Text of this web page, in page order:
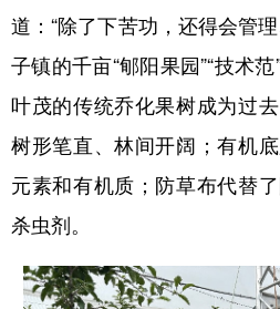
道：“除了下苦功，还得会
子镇的千亩“郇阳果园”“技术
叶茂的传统乔化果树成为过
树形笔直、林间开阔；有机
元素和有机质；防草布代替
杀虫剂。